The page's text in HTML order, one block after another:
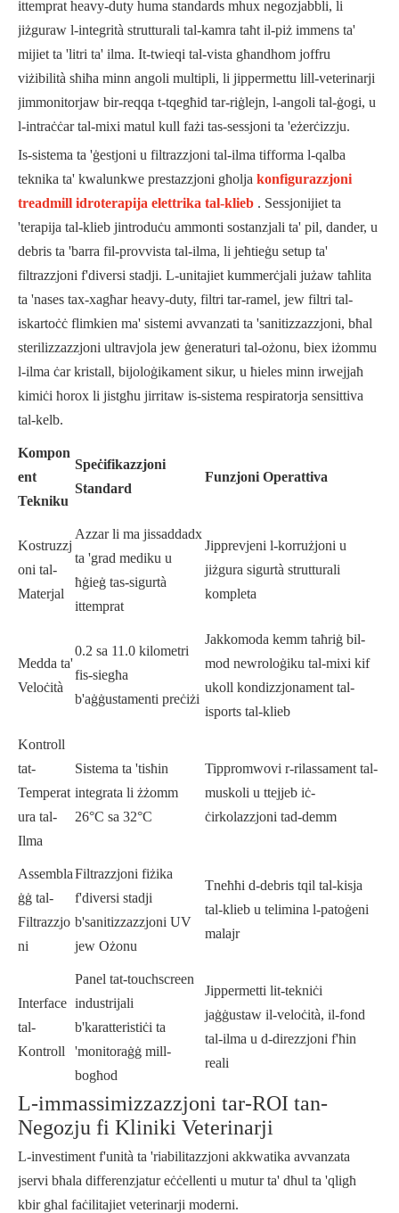
ittemprat heavy-duty huma standards mhux negozjabbli, li
jiżguraw l-integrità strutturali tal-kamra taħt il-piż immens ta'
mijiet ta 'litri ta' ilma. It-twieqi tal-vista għandhom joffru
viżibilità sħiħa minn angoli multipli, li jippermettu lill-veterinarji
jimmonitorjaw bir-reqqa t-tqegħid tar-riġlejn, l-angoli tal-ġogi, u
l-intraċċar tal-mixi matul kull fażi tas-sessjoni ta 'eżerċizzju.
Is-sistema ta 'ġestjoni u filtrazzjoni tal-ilma tifforma l-qalba
teknika ta' kwalunkwe prestazzjoni għolja konfigurazzjoni
treadmill idroterapija elettrika tal-klieb . Sessjonijiet ta
'terapija tal-klieb jintroduċu ammonti sostanzjali ta' pil, dander, u
debris ta 'barra fil-provvista tal-ilma, li jeħtieġu setup ta'
filtrazzjoni f'diversi stadji. L-unitajiet kummerċjali jużaw taħlita
ta 'nases tax-xagħar heavy-duty, filtri tar-ramel, jew filtri tal-
iskartoċċ flimkien ma' sistemi avvanzati ta 'sanitizzazzjoni, bħal
sterilizzazzjoni ultravjola jew ġeneraturi tal-ożonu, biex iżommu
l-ilma ċar kristall, bijoloġikament sikur, u ħieles minn irwejjaħ
kimiċi ħorox li jistgħu jirritaw is-sistema respiratorja sensittiva
tal-kelb.
Kompon
ent
Tekniku
Speċifikazzjoni
Standard
Funzjoni Operattiva
Kostruzzj
oni tal-
Materjal
Azzar li ma jissaddadx
ta 'grad mediku u
ħġieġ tas-sigurtà
ittemprat
Jipprevjeni l-korrużjoni u
jiżgura sigurtà strutturali
kompleta
Medda ta'
Veloċità
0.2 sa 11.0 kilometri
fis-siegħa
b'aġġustamenti preċiżi
Jakkomoda kemm taħriġ bil-
mod newroloġiku tal-mixi kif
ukoll kondizzjonament tal-
isports tal-klieb
Kontroll
tat-
Temperat
ura tal-
Ilma
Sistema ta 'tisħin
integrata li żżomm
26°C sa 32°C
Tippromwovi r-rilassament tal-
muskoli u ttejjeb iċ-
ċirkolazzjoni tad-demm
Assembla
ġġ tal-
Filtrazzjo
ni
Filtrazzjoni fiżika
f'diversi stadji
b'sanitizzazzjoni UV
jew Ożonu
Tneħħi d-debris tqil tal-kisja
tal-klieb u telimina l-patoġeni
malajr
Interface
tal-
Kontroll
Panel tat-touchscreen
industrijali
b'karatteristiċi ta
'monitoraġġ mill-
bogħod
Jippermetti lit-tekniċi
jaġġustaw il-veloċità, il-fond
tal-ilma u d-direzzjoni f'ħin
reali
L-immassimizzazzjoni tar-ROI tan-
Negozju fi Kliniki Veterinarji
L-investiment f'unità ta 'riabilitazzjoni akkwatika avvanzata
jservi bħala differenzjatur eċċellenti u mutur ta' dħul ta 'qligħ
kbir għal faċilitajiet veterinarji moderni.